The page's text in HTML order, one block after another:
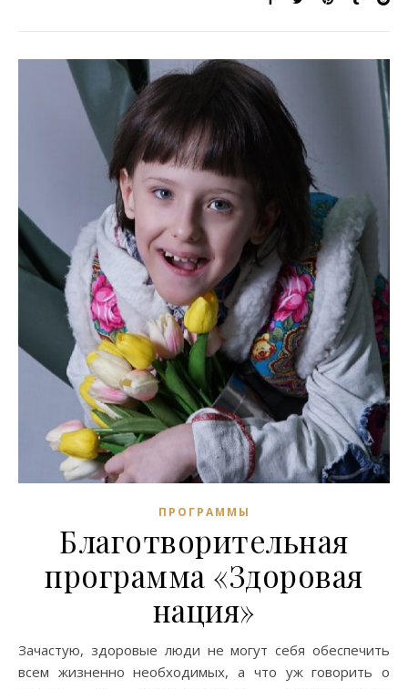
ПРОГРАММЫ
Благотворительная
программа «Здоровая
нация»
Зачастую, здоровые люди не могут себя обеспечить
всем жизненно необходимых, а что уж говорить о